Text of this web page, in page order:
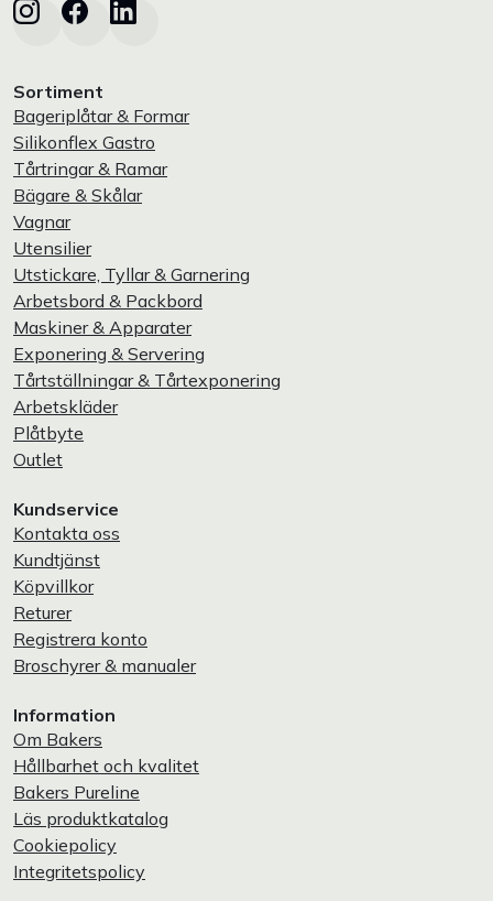
Sortiment
Bageriplåtar & Formar
Silikonflex Gastro
Tårtringar & Ramar
Bägare & Skålar
Vagnar
Utensilier
Utstickare, Tyllar & Garnering
Arbetsbord & Packbord
Maskiner & Apparater
Exponering & Servering
Tårtställningar & Tårtexponering
Arbetskläder
Plåtbyte
Outlet
Kundservice
Kontakta oss
Kundtjänst
Köpvillkor
Returer
Registrera konto
Broschyrer & manualer
Information
Om Bakers
Hållbarhet och kvalitet
Bakers Pureline
Läs produktkatalog
Cookiepolicy
Integritetspolicy